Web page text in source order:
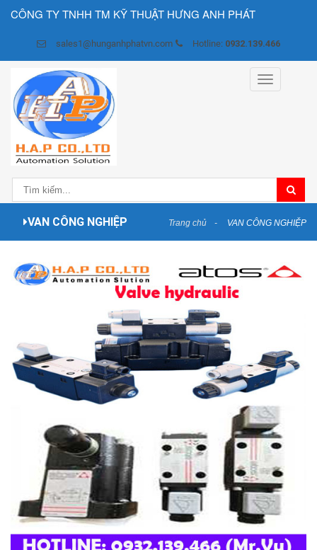
CÔNG TY TNHH TM KỸ THUẬT HƯNG ANH PHÁT
sales1@hunganhphatvn.com Hotline: 0932.139.466
Toggle
navigation
VAN CÔNG NGHIỆP Trang chủ VAN CÔNG NGHIỆP